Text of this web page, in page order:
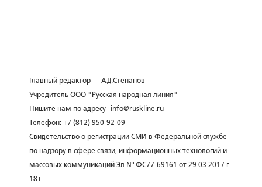
Главный редактор — А.Д.Степанов
Учредитель ООО "Русская народная линия"
Пишите нам по адресу
info@ruskline.ru
Телефон: +7 (812) 950-92-09
Свидетельство о регистрации СМИ в Федеральной службе
по надзору в сфере связи, информационных технологий и
массовых коммуникаций Эл № ФС77-69161 от 29.03.2017 г.
18+